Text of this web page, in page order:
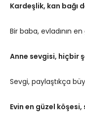
Kardeşlik, kan bağı
Bir baba, evladının
Anne sevgisi, hiçbir
Sevgi, paylaştıkça
Evin en güzel